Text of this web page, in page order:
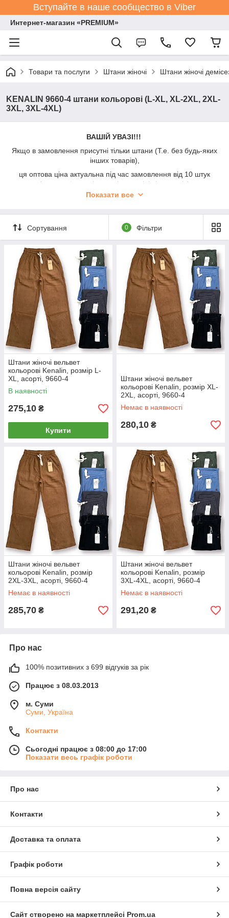
Вступайте в наше сообщество в Viber
Интернет-магазин «PREMIUM»
Товари та послуги Штани жіночі Штани жіночі
KENALIN 9660-4 штани кольорові (L-XL, XL-2XL, 2XL-
3XL, 3XL-4XL)
ВАШІЙ УВАЗІ!!!
Якщо в замовлення присутні тільки штани (Т.е. без будь-яких
інших товарів),
ця оптова ціна актуальна під час замовлення від 10 штук
(можна
різних
різновидів, розмірів і кольорів)
Під час замовлення до 10 штук додається націнка +50%.
Показати все
Сортування 0 Фільтри
Штани жіночі вельвет
кольорові Kenalin, розмір L-
XL, асорті, 9660-4
В наявності
275,10 ₴
Купити
Штани жіночі вельвет
кольорові Kenalin, розмір XL-
2XL, асорті, 9660-4
Немає в наявності
280,10 ₴
Штани жіночі вельвет
кольорові Kenalin, розмір
2XL-3XL, асорті, 9660-4
Немає в наявності
285,70 ₴
Штани жіночі вельвет
кольорові Kenalin, розмір
3XL-4XL, асорті, 9660-4
Немає в наявності
291,20 ₴
Про нас
100% позитивних з 699 відгуків за рік
Працює з 08.03.2013
м. Суми
Суми, Україна
Контакти
Сьогодні працює з 08:00 до 17:00
Показати весь графік роботи
Про нас
Контакти
Доставка та оплата
Графік роботи
Повна версія сайту
Сайт створено на маркетплейсі Prom.ua